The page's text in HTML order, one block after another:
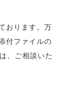
おります。万
付ファイルの
、ご相談いた